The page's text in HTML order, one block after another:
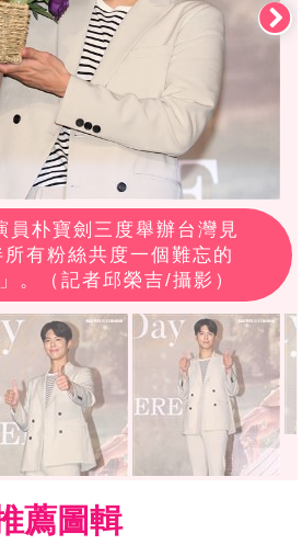
員朴寶劍三度舉辦台灣見
有粉絲共度一個難忘的
。（記者邱榮吉/攝影）
薦圖輯